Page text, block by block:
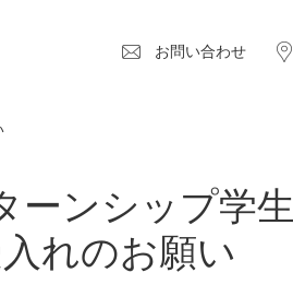
お問い合わせ
ーンシップ学生
れのお願い